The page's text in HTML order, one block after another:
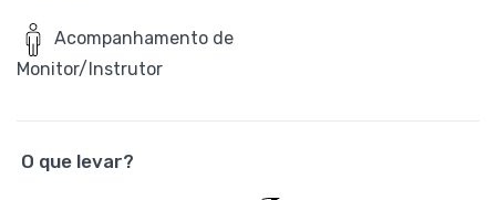
Acompanhamento de
Monitor/Instrutor
O que levar?